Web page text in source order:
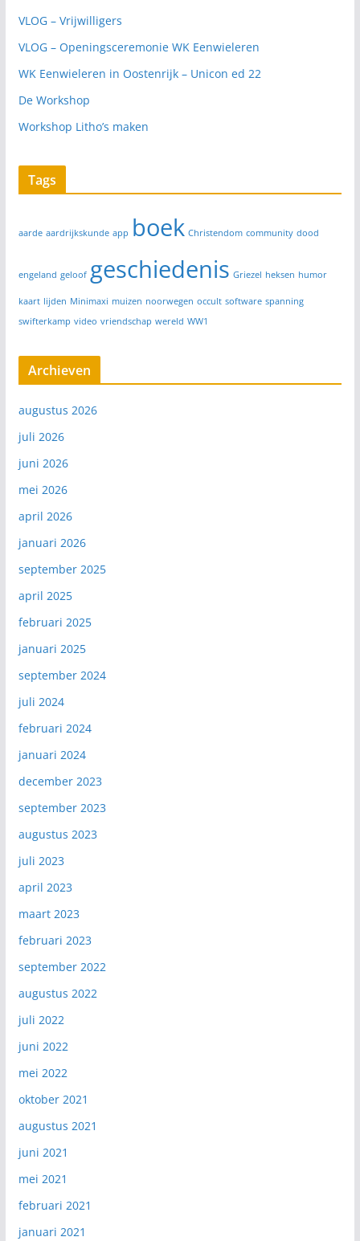
VLOG – Vrijwilligers
VLOG – Openingsceremonie WK Eenwieleren
WK Eenwieleren in Oostenrijk – Unicon ed 22
De Workshop
Workshop Litho’s maken
Tags
aarde aardrijkskunde app boek Christendom community dood
engeland geloof geschiedenis Griezel heksen humor
kaart lijden Minimaxi muizen noorwegen occult software spanning
swifterkamp video vriendschap wereld WW1
Archieven
augustus 2026
juli 2026
juni 2026
mei 2026
april 2026
januari 2026
september 2025
april 2025
februari 2025
januari 2025
september 2024
juli 2024
februari 2024
januari 2024
december 2023
september 2023
augustus 2023
juli 2023
april 2023
maart 2023
februari 2023
september 2022
augustus 2022
juli 2022
juni 2022
mei 2022
oktober 2021
augustus 2021
juni 2021
mei 2021
februari 2021
januari 2021